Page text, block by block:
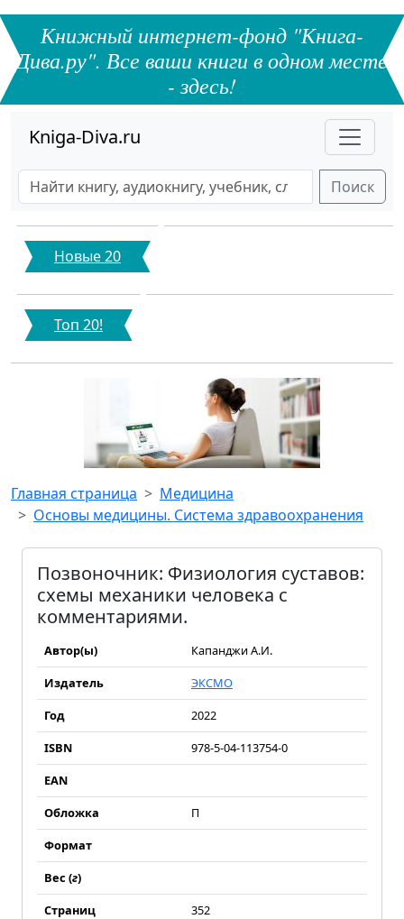
Книжный интернет-фонд "Книга-
Дива.ру". Все ваши книги в одном месте
- здесь!
Kniga-Diva.ru
Поиск
Новые 20
Топ 20!
Главная страница
Медицина
Основы медицины. Система здравоохранения
Позвоночник: Физиология суставов:
схемы механики человека с
комментариями.
Автор(ы)
Капанджи А.И.
Издатель
ЭКСМО
Год
2022
ISBN
978-5-04-113754-0
EAN
Обложка
П
Формат
Вес (г)
Страниц
352